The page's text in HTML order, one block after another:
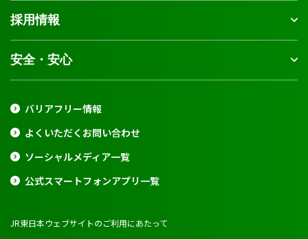
採用情報
安全・安心
バリアフリー情報
よくいただくお問い合わせ
ソーシャルメディア一覧
公式スマートフォンアプリ一覧
JR東日本ウェブサイトのご利用にあたって